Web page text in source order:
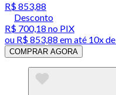
R$ 853,88
Desconto
R$ 700,18 no PIX
ou R$ 853,88 em até 10x
COMPRAR AGORA